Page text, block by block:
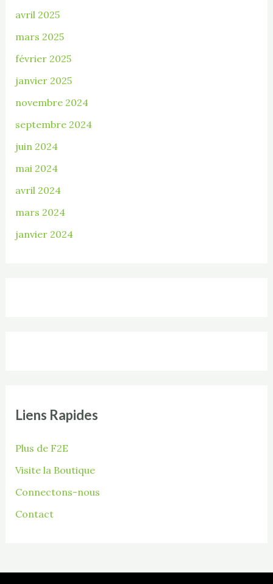
avril 2025
mars 2025
février 2025
janvier 2025
novembre 2024
septembre 2024
juin 2024
mai 2024
avril 2024
mars 2024
janvier 2024
Liens Rapides
Plus de F2E
Visite la Boutique
Connectons-nous
Contact